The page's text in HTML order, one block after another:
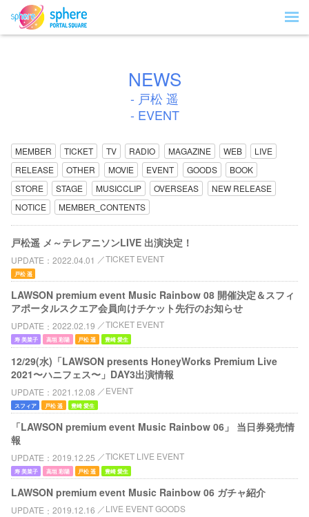
NEWS
- 戸松 遥
- EVENT
MEMBER TICKET TV RADIO MAGAZINE WEB
LIVE
RELEASE
OTHER MOVIE EVENT GOODS
BOOK
STORE
STAGE MUSICCLIP OVERSEAS
NEW RELEASE
NOTICE
MEMBER_CONTENTS
戸松遥 メ～テレアニソンLIVE 出演決定！
UPDATE 2022.04.01 TICKET EVENT
戸松 遥
LAWSON premium event Music Rainbow 08 開催決定＆スフィ
アポータルスクエア会員向けチケット先行のお知らせ
UPDATE 2022.02.19 TICKET EVENT
寿 美菜子 高垣 彩陽 戸松 遥 豊崎 愛生
12/29(水)「LAWSON presents HoneyWorks Premium Live
2021〜ハニフェス〜」DAY3出演情報
UPDATE 2021.12.08 EVENT
スフィア 戸松 遥 豊崎 愛生
「LAWSON premium event Music Rainbow 06」 当日券発売情
報
UPDATE 2019.12.25 TICKET LIVE EVENT
寿 美菜子 高垣 彩陽 戸松 遥 豊崎 愛生
LAWSON premium event Music Rainbow 06 ガチャ紹介
UPDATE 2019.12.16 LIVE EVENT GOODS